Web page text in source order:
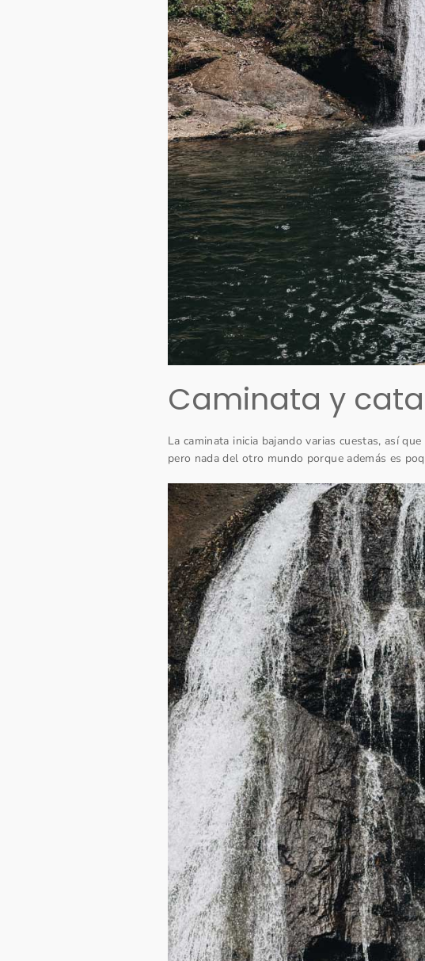
Caminata y
La caminata inicia bajando varias cuestas, así
pero nada del otro mundo porque además es